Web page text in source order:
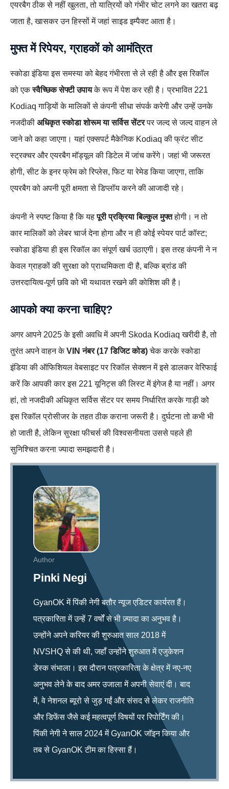
एयरबैग ठीक से नहीं खुलता, तो यात्रियों को गंभीर चोट लगने का खतरा बढ़
जाता है, खासकर उन हिस्सों में जहां साइड इम्पैक्ट आता है।
मुफ्त में रिपेयर, ग्राहकों को आमंत्रित
स्कोडा इंडिया इस समस्या को बेहद गंभीरता से ले रही है और इस रिकॉल
को एकस्वैच्छिक सेफ्टी उपायके रूप में पेश कर रही है। प्रभावित 221
Kodiaq गाड़ियों के मालिकों से कंपनी सीधा संपर्क करेगी और उन्हें उनके
नजदीकी अधिकृत स्कोडा शोरूम या सर्विस सेंटरपर जल्द से जल्द वाहन ले
जाने को कहा जाएगा। यहां एक्सपर्ट मैकेनिक Kodiaq की फ्रंट सीट
स्ट्रक्चर और एयरबैग मॉड्यूल की डिटेल में जांच करेंगे। जहां भी जरूरत
होगी, सीट के इनर फ्रेम को रिप्लेस, फिट या रेमेड किया जाएगा, ताकि
एयरबैग को अपनी पूरी क्षमता से डिप्लॉय करने की आजादी रहे।
कंपनी ने स्पष्ट किया है कि यहपूरी प्रक्रिया बिल्कुल मुफ्तहोगी। न तो
कार मालिकों को लेबर चार्ज देना होगा और न ही कोई स्पेयर पार्ट कॉस्ट;
स्कोडा इंडिया ही इस रिकॉल का संपूर्ण खर्च उठाएगी। इस तरह कंपनी ने न
केवल ग्राहकों की सुरक्षा को प्राथमिकता दी है, बल्कि ब्रांड की
उत्तरदायित्व‑पूर्ण छवि को भी यथावत रखने की कोशिश की है।
आपको क्या करना चाहिए?
अगर आपने 2025 के इसी अवधि में अपनी Skoda Kodiaq खरीदी है, तो
तुरंत अपने वाहन केVIN नंबर (17 डिजिट कोड)चेक करके स्कोडा
इंडिया की ऑफिशियल वेबसाइट पर रिकॉल सेक्शन में इसे डालकर वेरिफाई
करें कि आपकी कार इस 221 यूनिट्स की लिस्ट में इंगेज है या नहीं। अगर
हां, तो नजदीकी अधिकृत सर्विस सेंटर पर समय निर्धारित करके गाड़ी को
इस रिकॉल प्रोसीजर के तहत ठीक कराना जरूरी है। दुर्घटना तो कभी भी
हो जाती है, लेकिन सुरक्षा फीचर्स की विश्वसनीयता उससे पहले ही
सुनिश्चित करना ज्यादा समझदारी है।
Author
Pinki Negi
GyanOK में पिंकी नेगी बतौर न्यूज एडिटर कार्यरत हैं।
पत्रकारिता में उन्हें 7 वर्षों से भी ज़्यादा का अनुभव है।
उन्होंने अपने करियर की शुरुआत साल 2018 में
NVSHQ से की थी, जहाँ उन्होंने शुरुआत में एजुकेशन
डेस्क संभाला। इस दौरान पत्रकारिता के क्षेत्र में नए-नए
अनुभव लेने के बाद अमर उजाला में अपनी सेवाएं दी। बाद
में, वे नेशनल ब्यूरो से जुड़ गईं और संसद से लेकर राजनीति
और डिफेंस जैसे कई महत्वपूर्ण विषयों पर रिपोर्टिंग की।
पिंकी नेगी ने साल 2024 में GyanOK जॉइन किया और
तब से GyanOK टीम का हिस्सा हैं।